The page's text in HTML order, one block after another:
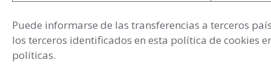
Puede informarse de las transferencias a terceros
los terceros identificados en esta política de cookies
políticas.